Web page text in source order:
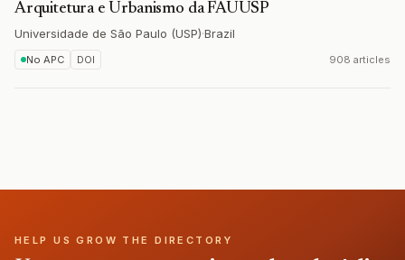
Arquitetura e Urbanismo da FAUUSP
Universidade de São Paulo (USP)·Brazil
No APC DOI 908 articles
HELP US GROW THE DIRECTORY